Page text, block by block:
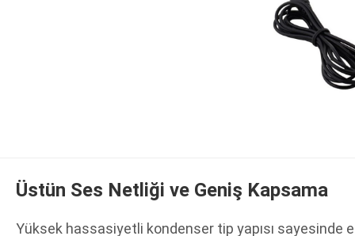
Üstün Ses Netliği ve Geniş Kapsama
Yüksek hassasiyetli kondenser tip yapısı sayesinde